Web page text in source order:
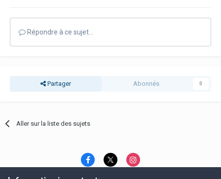
Répondre à ce sujet…
Partager Abonnés 0
Aller sur la liste des sujets